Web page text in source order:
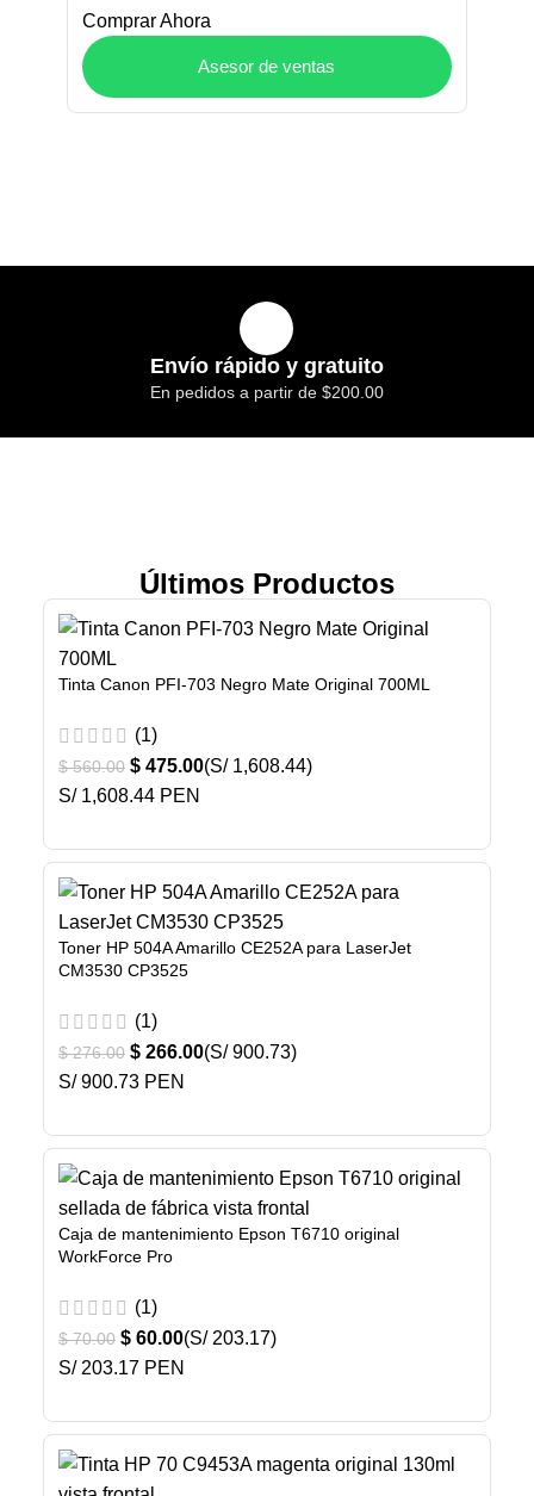
Comprar Ahora
Asesor de ventas
Envío rápido y gratuito
En pedidos a partir de $200.00
Últimos Productos
Tinta Canon PFI-703 Negro Mate Original 700ML
(1)
$560.00 $ 475.00(S/ 1,608.44)
S/ 1,608.44 PEN
Toner HP 504A Amarillo CE252A para LaserJet
CM3530 CP3525
(1)
$276.00 $ 266.00(S/ 900.73)
S/ 900.73 PEN
Caja de mantenimiento Epson T6710 original
WorkForce Pro
(1)
$70.00 $ 60.00(S/ 203.17)
S/ 203.17 PEN